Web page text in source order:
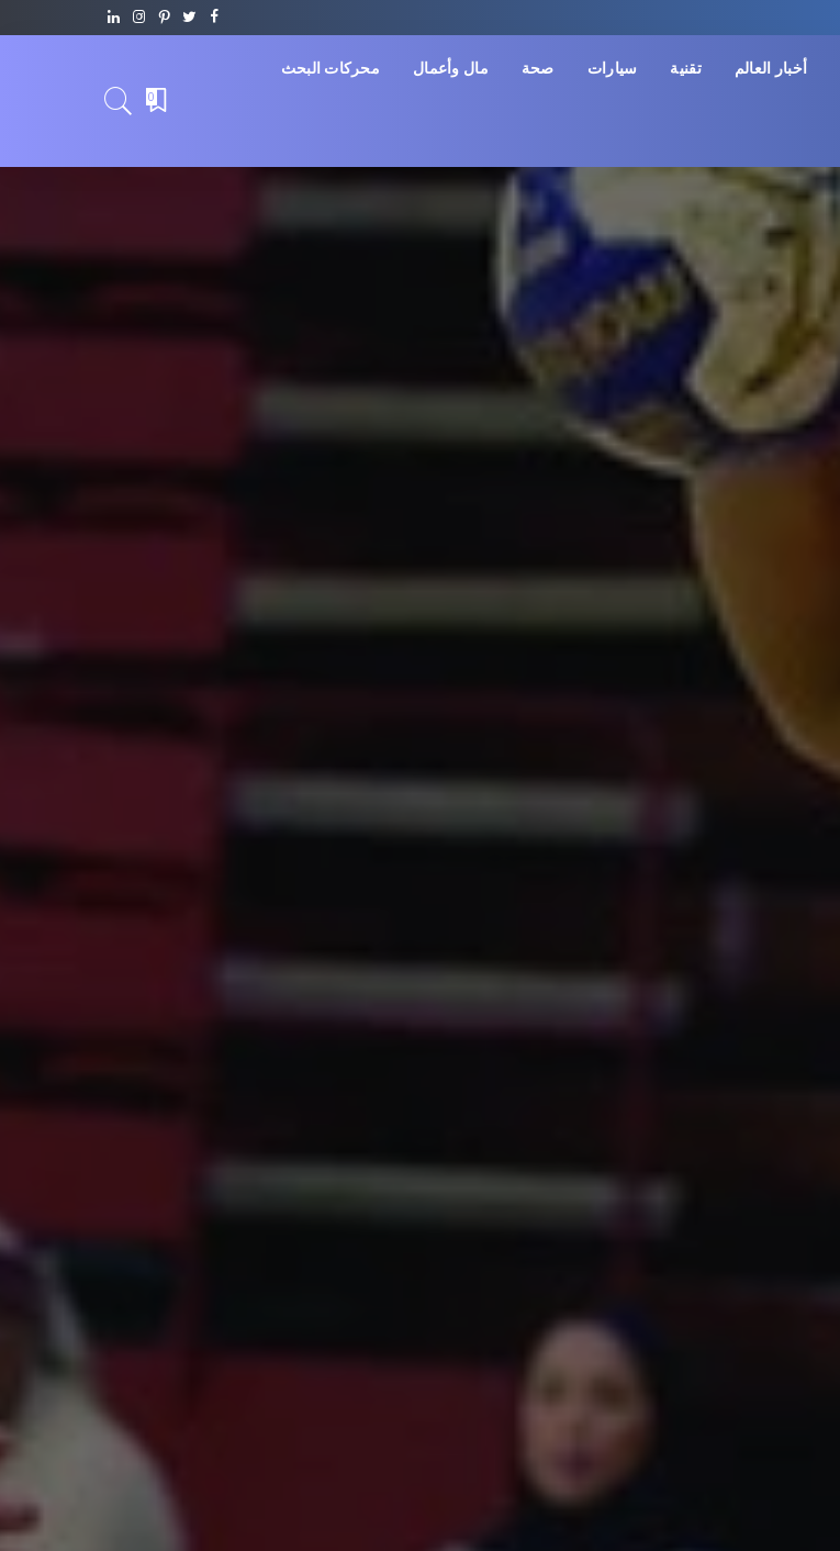
أخبار العالم تقنية سيارات صحة مال وأعمال محركات البحث
0